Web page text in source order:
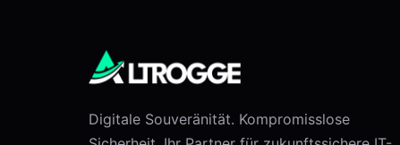
Digitale Souveränität. Kompromisslose